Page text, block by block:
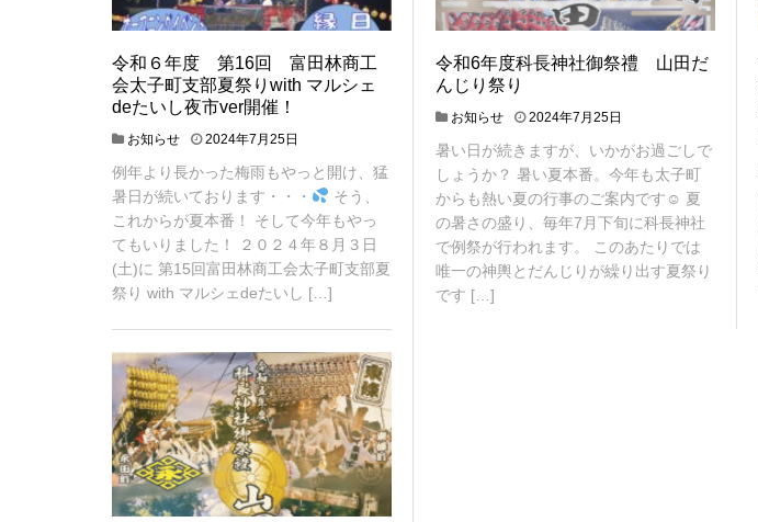
令和６年度 第16回 富田林商工
会太子町支部夏祭りwith マルシェ
deたいし夜市ver開催！
お知らせ 2024年7月25日
2
4
年
7
月
2
4
例年より長かった梅雨もやっと開け、猛
暑日が続いております・・・
そう、
これからが夏本番！ そして今年もやっ
てもいりました！ ２０２４年８月３日
(土)に 第15回富田林商工会太子町支部夏
祭り with マルシェdeたいし […]
令和6年度科長神社御祭禮 山田だ
んじり祭り
お知らせ 2024年7月25日
2
4
年
7
月
2
4
暑い日が続きますが、いかがお過ごしで
しょうか？ 暑い夏本番。今年も太子町
からも熱い夏の行事のご案内です☺ 夏
の暑さの盛り、毎年7月下旬に科長神社
で例祭が行われます。 このあたりでは
唯一の神輿とだんじりが繰り出す夏祭り
です […]